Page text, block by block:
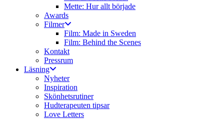
Mette: Hur allt började
Awards
Filmer
Film: Made in Sweden
Film: Behind the Scenes
Kontakt
Pressrum
Läsning
Nyheter
Inspiration
Skönhetsrutiner
Hudterapeuten tipsar
Love Letters